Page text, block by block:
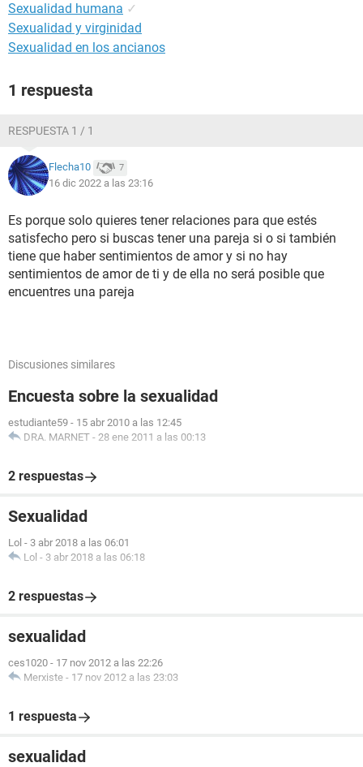
Sexualidad humana ✓
Sexualidad y virginidad
Sexualidad en los ancianos
1 respuesta
RESPUESTA 1 / 1
Flecha10 7
16 dic 2022 a las 23:16
Es porque solo quieres tener relaciones para que estés
satisfecho pero si buscas tener una pareja si o si también
tiene que haber sentimientos de amor y si no hay
sentimientos de amor de ti y de ella no será posible que
encuentres una pareja
Discusiones similares
Encuesta sobre la sexualidad
estudiante59 - 15 abr 2010 a las 12:45
DRA. MARNET - 28 ene 2011 a las 00:13
2 respuestas
Sexualidad
Lol - 3 abr 2018 a las 06:01
Lol - 3 abr 2018 a las 06:18
2 respuestas
sexualidad
ces1020 - 17 nov 2012 a las 22:26
Merxiste - 17 nov 2012 a las 23:03
1 respuesta
sexualidad